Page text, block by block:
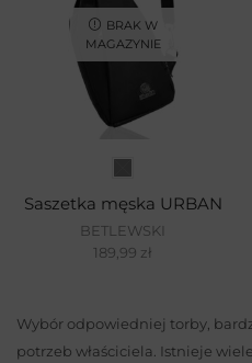
BRAK W
MAGAZYNIE
Saszetka męska URBAN
BETLEWSKI
189,99 zł
Wybór odpowiedniej torby,
potrzeb właściciela. Istnieje